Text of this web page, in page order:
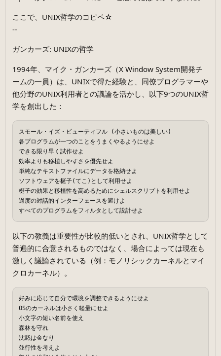
ここで、UNIX哲学のコピペ☆
--
ガンカーズ: UNIXの哲学
1994年、マイク・ガンカーズ（X Window System開発チ
ームの一員）は、UNIXで得た経験と、同僚プログラマーや
他分野のUNIX利用者との議論を活かし、以下9つのUNIX哲
学を創出した：
スモール・イズ・ビューティフル (小さいものは美しい)
各プログラムが一つのことをうまくやるようにせよ
できる限り早く試作せよ
効率よりも移植しやすさを優先せよ
単純なテキストファイルにデータを格納せよ
ソフトウェアを梃子(てこ)として利用せよ
梃子の効果と移植性を高めるためにシェルスクリプトを利用せよ
過度の対話的インターフェースを避けよ
以下の教義は重要性が比較的低いとされ、UNIX哲学として
普遍的に合意されるものではなく、場合によっては現在も
激しく議論されている（例：モノリシックカーネルとマイ
クロカーネル）。
好みに応じて自分で環境を調整できるようにせよ
OSのカーネルは小さく軽量にせよ
小文字の短い名前を使え
森林を守れ
沈黙は金なり
並行性を考えよ